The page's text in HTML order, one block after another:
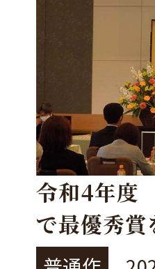
令和4年度
で最優秀